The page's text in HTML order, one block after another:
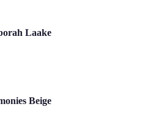
Laake
Beige